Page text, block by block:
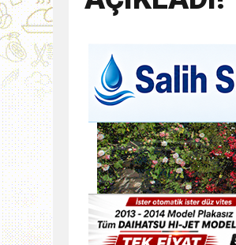
13:49
13:42
20:30